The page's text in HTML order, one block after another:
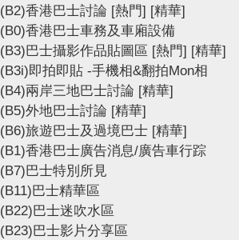
(B2)香港巴士討論 [熱門] [精華]
(B0)香港巴士車務及車廂設備
(B3)巴士攝影作品貼圖區 [熱門] [精華]
(B3i)即拍即貼 -手機相&翻拍Mon相
(B4)兩岸三地巴士討論 [精華]
(B5)外地巴士討論 [精華]
(B6)旅遊巴士及過境巴士 [精華]
(B1)香港巴士廣告消息/廣告車行踪
(B7)巴士特別所見
(B11)巴士精華區
(B22)巴士迷吹水區
(B23)巴士影片分享區